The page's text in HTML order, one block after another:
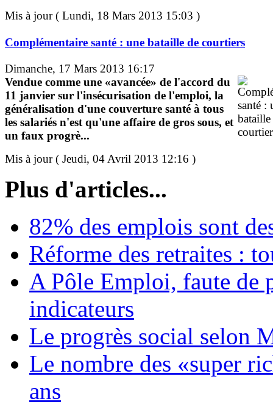
Mis à jour ( Lundi, 18 Mars 2013 15:03 )
Complémentaire santé : une bataille de courtiers
Dimanche, 17 Mars 2013 16:17
Vendue comme une «avancée» de l'accord du
11 janvier sur l'insécurisation de l'emploi, la
généralisation d'une couverture santé à tous
les salariés n'est qu'une affaire de gros sous, et
un faux progrè...
Mis à jour ( Jeudi, 04 Avril 2013 12:16 )
Plus d'articles...
82% des emplois sont
Réforme des retraites :
A Pôle Emploi, faute de
indicateurs
Le progrès social selon
Le nombre des «super
ans